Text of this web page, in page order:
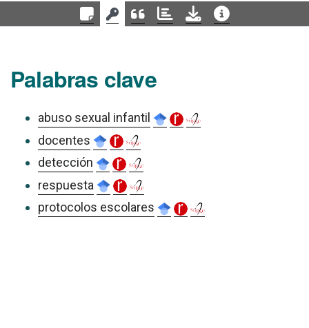
Palabras clave
abuso sexual infantil
docentes
detección
respuesta
protocolos escolares